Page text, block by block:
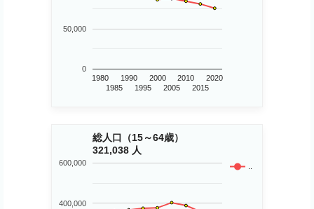
1980
1985
1990
1995
2000
2005
2010
2015
2020
0
50,000
総人口（15～64歳）
321,038 人
..
400,000
600,000